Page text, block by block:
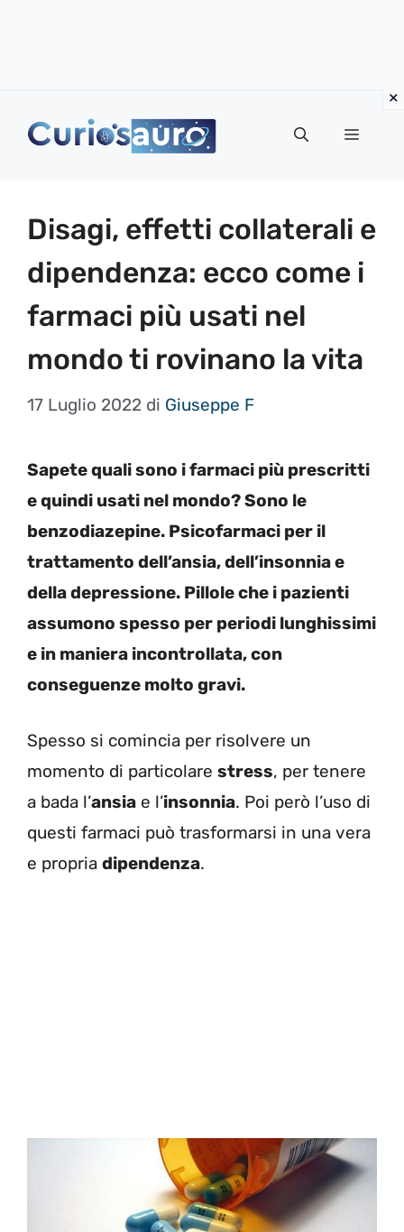
Menu
Disagi, effetti collaterali e
dipendenza: ecco come i
farmaci più usati nel
mondo ti rovinano la vita
17 Luglio 2022 di Giuseppe F
Sapete quali sono i farmaci più prescritti
e quindi usati nel mondo? Sono le
benzodiazepine. Psicofarmaci per il
trattamento dell’ansia, dell’insonnia e
della depressione. Pillole che i pazienti
assumono spesso per periodi lunghissimi
e in maniera incontrollata, con
conseguenze molto gravi.
Spesso si comincia per risolvere un
momento di particolare stress, per tenere
a bada l’ansia e l’insonnia. Poi però l’uso di
questi farmaci può trasformarsi in una vera
e propria dipendenza.